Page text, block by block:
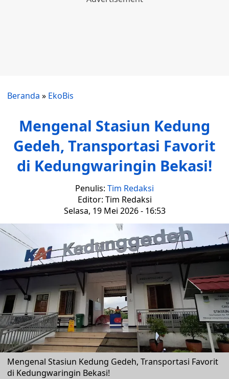
Beranda » EkoBis
Mengenal Stasiun Kedung
Gedeh, Transportasi Favorit
di Kedungwaringin Bekasi!
Penulis: Tim Redaksi
Editor: Tim Redaksi
Selasa, 19 Mei 2026 - 16:53
Mengenal Stasiun Kedung Gedeh, Transportasi Favorit
di Kedungwaringin Bekasi!